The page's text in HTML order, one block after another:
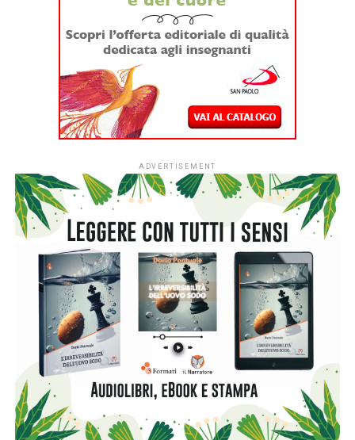
ADVERTISEMENT